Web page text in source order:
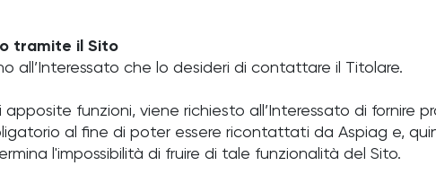
tramite il Sito
all’Interessato che lo desideri di contattare il Titolare.
funzioni, viene richiesto all’Interessato di fornire
al fine di poter essere ricontattati da Aspiag e,
l'impossibilità di fruire di tale funzionalità del Sito.